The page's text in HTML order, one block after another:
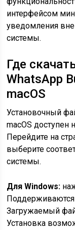
интерфейсом
уведомления вне
системы.
Где
WhatsApp
macOS
Установочный
macOS доступен
Перейдите на
выберите
системы.
Для Windows:
Загружаемый
Установка